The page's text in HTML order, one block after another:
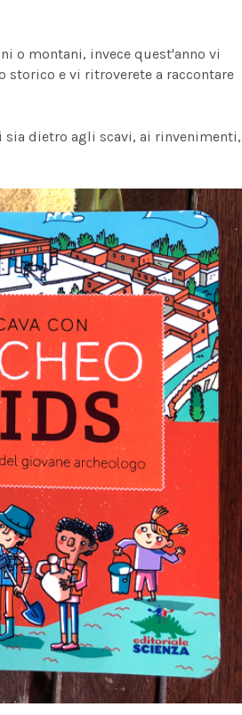
o montani, invece quest'anno vi
storico e vi ritroverete a raccontare
sia dietro agli scavi, ai rinvenimenti,